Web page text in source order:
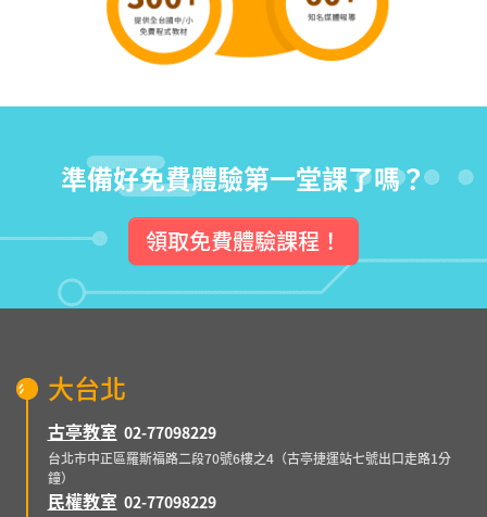
準備好免費體驗第一堂課了嗎？
領取免費體驗課程！
大台北
古亭教室 02-77098229
台北市中正區羅斯福路二段70號6樓之4（古亭捷運站七號出口走路1分
鐘）
民權教室 02-77098229